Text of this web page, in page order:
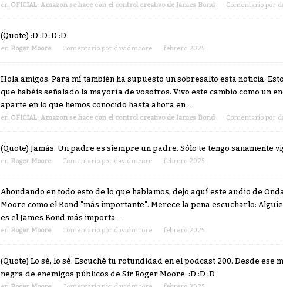
en OFICIAL: Amazon se hace con el control creativo de James Bond Comentario por
(Quote) :D :D :D :D
en Roger Moore Comentario por davidmoore febrero 2025
Hola amigos. Para mí también ha supuesto un sobresalto esta noticia.
que habéis señalado la mayoría de vosotros. Vivo este cambio como un
aparte en lo que hemos conocido hasta ahora en…
en OFICIAL: Amazon se hace con el control creativo de James Bond Comentario por
(Quote) Jamás. Un padre es siempre un padre. Sólo te tengo sanamente
en Roger Moore Comentario por davidmoore febrero 2025
Ahondando en todo esto de lo que hablamos, dejo aquí este audio de
Moore como el Bond "más importante". Merece la pena escucharlo:
es el James Bond más importa…
en Roger Moore Comentario por davidmoore febrero 2025
(Quote) Lo sé, lo sé. Escuché tu rotundidad en el podcast 200. Desde ese
negra de enemigos públicos de Sir Roger Moore. :D :D :D